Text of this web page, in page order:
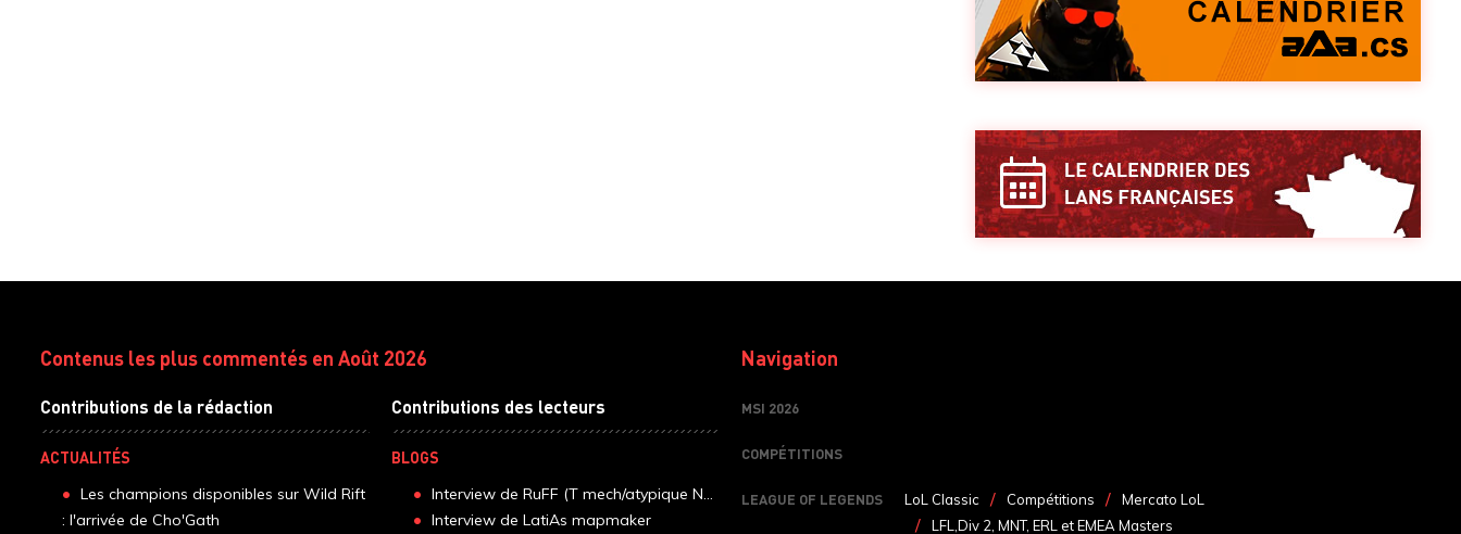
Contenus les plus commentés en Août 2026
Contributions de la rédaction
ACTUALITÉS
Les champions disponibles sur Wild Rift
: l'arrivée de Cho'Gath
Contributions des lecteurs
BLOGS
Interview de RuFF (T mech/atypique N...
Interview de LatiAs mapmaker
Navigation
MSI 2026
COMPÉTITIONS
LEAGUE OF LEGENDS LoL Classic Compétitions
Mercato LoL
LFL,Div 2, MNT, ERL et EMEA Masters